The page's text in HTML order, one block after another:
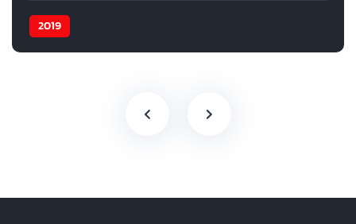
2019